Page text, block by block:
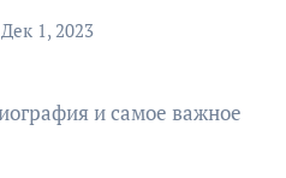
Дек 1, 2023